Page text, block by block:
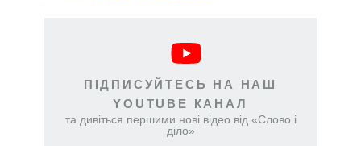
ПІДПИСУЙТЕСЬ НА НАШ
YOUTUBE КАНАЛ
та дивіться першими нові відео від «Слово і
діло»